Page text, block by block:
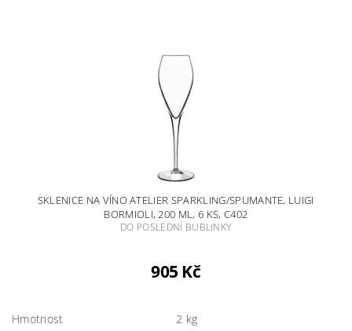
SKLENICE NA VÍNO ATELIER SPARKLING/SPUMANTE, LUIGI
BORMIOLI, 200 ML, 6 KS, C402
DO POSLEDNÍ BUBLINKY
905 Kč
Hmotnost 2 kg